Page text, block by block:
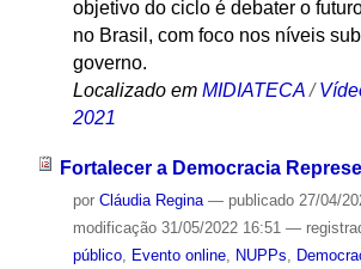
objetivo do ciclo é debater o
no Brasil, com foco nos níveis
governo.
Localizado em MIDIATECA /
2021
Fortalecer a Democracia
por Cláudia Regina — publicado27/04/
modificação31/05/2022 16:51 —
público, Evento online, NUPPs,